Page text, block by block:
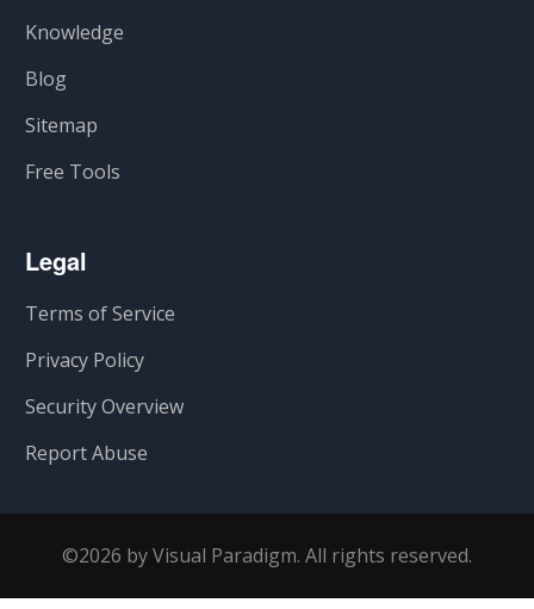
Knowledge
Blog
Sitemap
Free Tools
Legal
Terms of Service
Privacy Policy
Security Overview
Report Abuse
©2026 by Visual Paradigm. All rights reserved.